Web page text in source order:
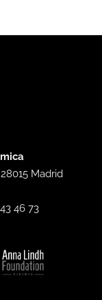
28015 Madrid
46 73